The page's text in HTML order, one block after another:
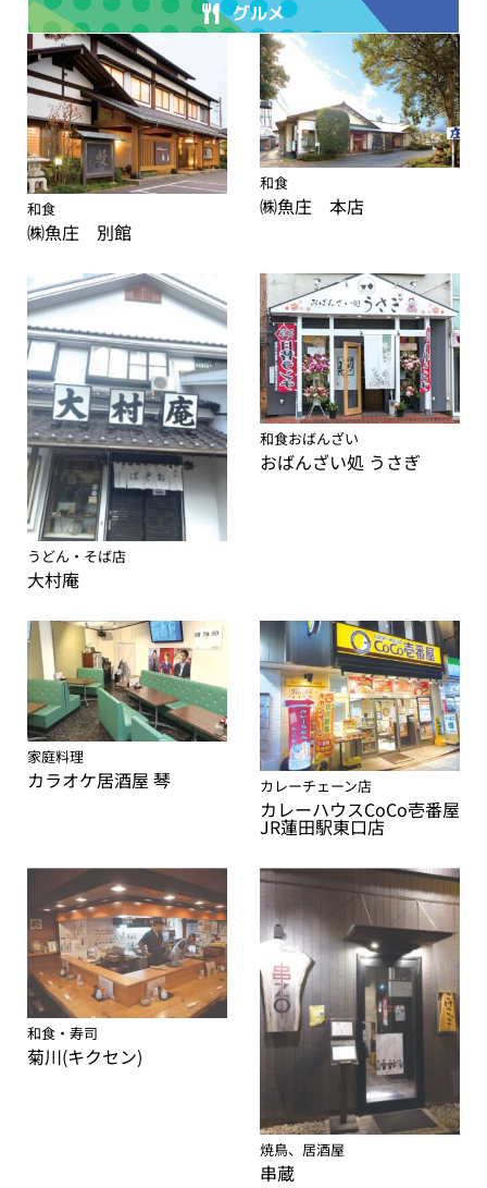
グルメ
和食
㈱魚庄 別館
和食
㈱魚庄 本店
うどん・そば店
大村庵
和食おばんざい
おばんざい処 うさぎ
家庭料理
カラオケ居酒屋 琴 カレーチェーン店
カレーハウスCoCo壱番屋
JR蓮田駅東口店
和食・寿司
菊川(キクセン)
焼鳥、居酒屋
串蔵